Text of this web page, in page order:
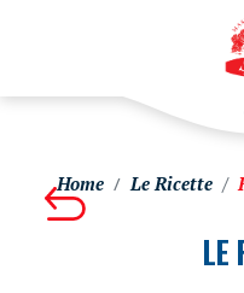
Home Le Ricette
LE